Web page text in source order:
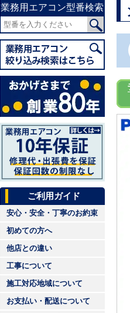
業務用エアコン型番検索
ご利用ガイド
安心・安全・丁寧のお約束
初めての方へ
他店との違い
工事について
施工対応地域について
お支払い・配送について